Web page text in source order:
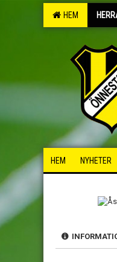
HEM
HEM NYHETER